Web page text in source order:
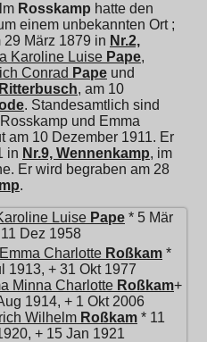
Rosskamp hatte den
einem unbekannten Ort ;
29 März 1879 in Nr.2,
Karoline Luise Pape,
Conrad Pape und
Ritterbusch, am 10
. Standesamtlich sind
und Emma
am 10 Dezember 1911. Er
in Nr.9, Wennenkamp, im
Er wird begraben am 28
.
Luise Pape * 5 Mär
Dez 1958
Charlotte Roßkam *
1913, + 31 Okt 1977
Minna Charlotte Roßkam+
1914, + 1 Okt 2006
Wilhelm Roßkam * 11
+ 15 Jan 1921